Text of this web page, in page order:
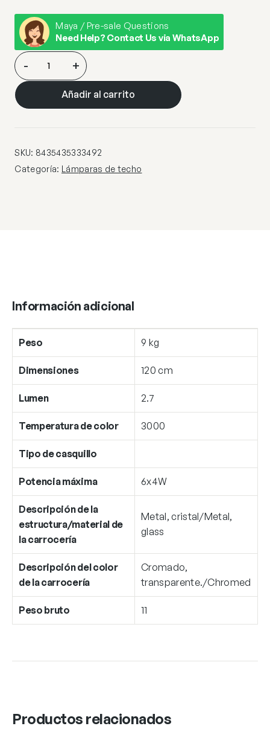
Maya / Pre-sale Questions
Need Help? Contact Us via WhatsApp
LAMPARA
6L·AQUARIA·
CROMO
cantidad
- +
Añadir al carrito
SKU: 8435435333492
Categoría: Lámparas de techo
Información adicional
Peso 9 kg
Dimensiones 120 cm
Lumen 2.7
Temperatura de color 3000
Tipo de casquillo
Potencia máxima 6x4W
Descripción de la
estructura/material de
la carrocería
Metal, cristal/Metal,
glass
Descripción del color
de la carrocería
Cromado,
transparente./Chromed
Peso bruto 11
Productos relacionados